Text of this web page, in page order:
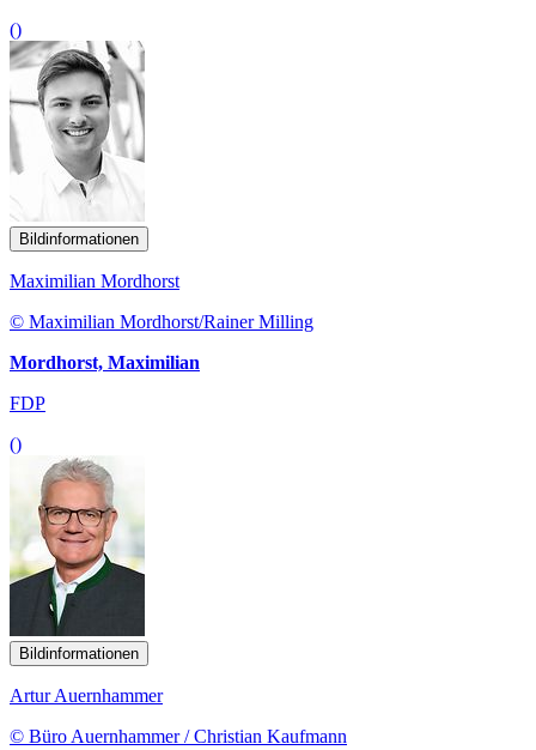
()
Bildinformationen
Maximilian Mordhorst
© Maximilian Mordhorst/Rainer Milling
Mordhorst, Maximilian
FDP
()
Bildinformationen
Artur Auernhammer
© Büro Auernhammer / Christian Kaufmann